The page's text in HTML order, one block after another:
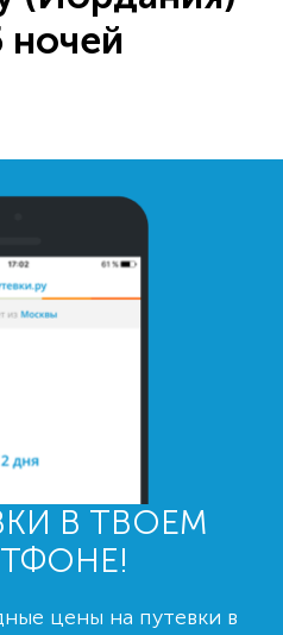
ночей
В ТВОЕМ
цены на путевки в